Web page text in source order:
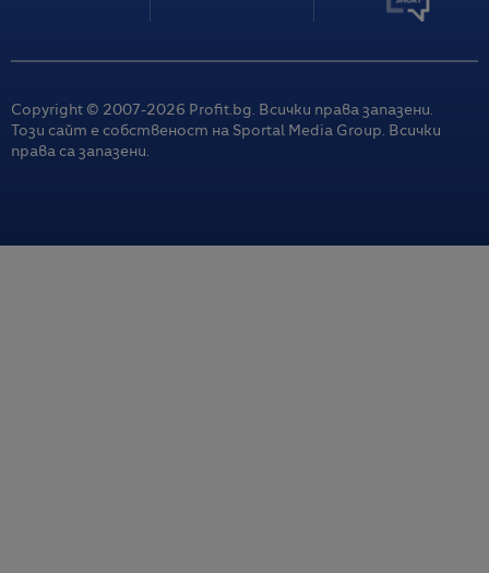
Copyright © 2007-2026 Profit.bg. Всички права запазени.
Този сайт е собственост на Sportal Media Group. Всички
права са запазени.